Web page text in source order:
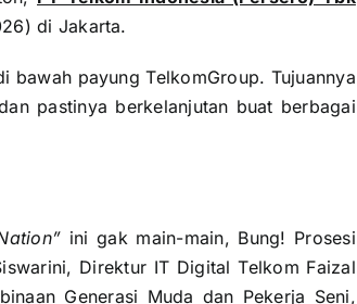
di Jakarta.
bawah payung TelkomGroup. Tujuannya
pastinya berkelanjutan buat berbagai
ini gak main-main, Bung! Prosesi
Direktur IT Digital Telkom Faizal
Generasi Muda dan Pekerja Seni,